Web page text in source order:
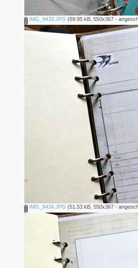
IMG_9433.JPG (69.95 kB, 550x367 -
IMG_9434.JPG (51.53 kB, 550x367 -